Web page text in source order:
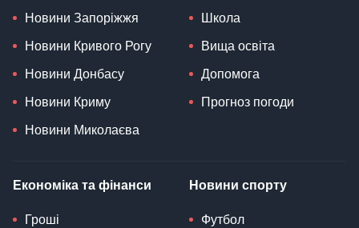
Новини Запоріжжя
Новини Кривого Рогу
Новини Донбасу
Новини Криму
Новини Миколаєва
Школа
Вища освіта
Допомога
Прогноз погоди
Економіка та фінанси
Гроші
Новини спорту
Футбол